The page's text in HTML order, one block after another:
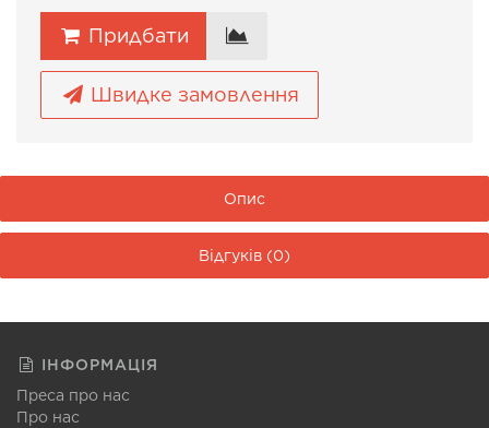
Придбати
Швидке замовлення
Опис
Відгуків (0)
ІНФОРМАЦІЯ
Преса про нас
Про нас